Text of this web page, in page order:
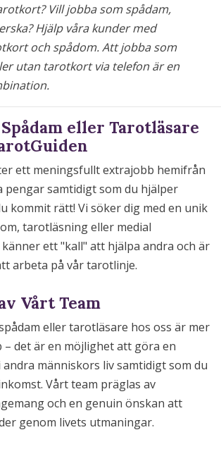
Vill jobba som spådam,
Hjälp våra kunder med
och spådom. Att jobba som
utan tarotkort via telefon är en
Spådam eller Tarotläsare
ett meningsfullt extrajobb hemifrån
pengar samtidigt som du hjälper
kommit rätt! Vi söker dig med en unik
tarotläsning eller medial
ett "kall" att hjälpa andra och är
arbeta på vår tarotlinje.
Vårt Team
eller tarotläsare hos oss är mer
det är en möjlighet att göra en
människors liv samtidigt som du
Vårt team präglas av
och en genuin önskan att
genom livets utmaningar.